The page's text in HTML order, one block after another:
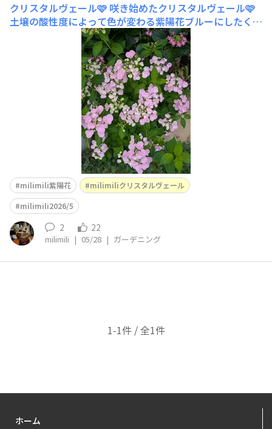
クリスタルヴェール🩷 咲き始めたクリスタルヴェール🩷
土壌の酸性度によって色が変わる紫陽花ブルーにしたくて
お迎えした時から培養土に鹿沼土やピートモスを加え、青
色💙になる肥料を与え続けました。でも咲くのは綺麗なピ
ンク🩷🩷🩷可愛いですね〜😍😳違う違う私はブルーに咲
かせたいんです〜😅今年はミョウバン水を4月の始めと3
milimili紫陽花
milimiliクリスタルヴェール
milimili2026/5
2 22
milimili | 05/28 | ガーデニング
1-1件 / 全1件
ホーム